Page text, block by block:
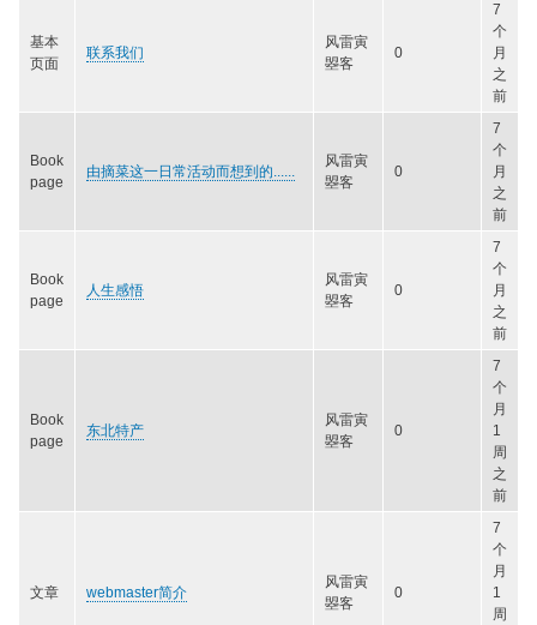
基本
页面
联系我们
风雷寅
曌客
0
7
个
月
之
前
Book
page
由摘菜这一日常活动而想到的......
风雷寅
曌客
0
7
个
月
之
前
Book
page
人生感悟
风雷寅
曌客
0
7
个
月
之
前
Book
page
东北特产
风雷寅
曌客
0
7
个
月
1
周
之
前
文章 webmaster简介
风雷寅
曌客
0
7
个
月
1
周